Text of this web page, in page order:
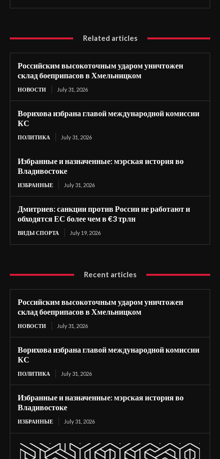
Related articles
Российским высокоточным ударом уничтожен
склад боеприпасов в Хмельницком
НОВОСТИ July 31, 2026
Ворихова избрана главой международной комиссии
КС
ПОЛИТИКА July 31, 2026
Избранные и назначенные: мэрская история во
Владивостоке
ИЗБРАННЫЕ July 31, 2026
Дмитриев: санкции против России не работают и
обходятся ЕС более чем в €3 трлн
ВИДЫ СПОРТА July 19, 2026
Recent articles
Российским высокоточным ударом уничтожен
склад боеприпасов в Хмельницком
НОВОСТИ July 31, 2026
Ворихова избрана главой международной комиссии
КС
ПОЛИТИКА July 31, 2026
Избранные и назначенные: мэрская история во
Владивостоке
ИЗБРАННЫЕ July 31, 2026